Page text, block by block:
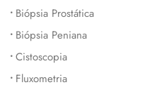
Biópsia Prostática
Biópsia Peniana
Cistoscopia
Fluxometria